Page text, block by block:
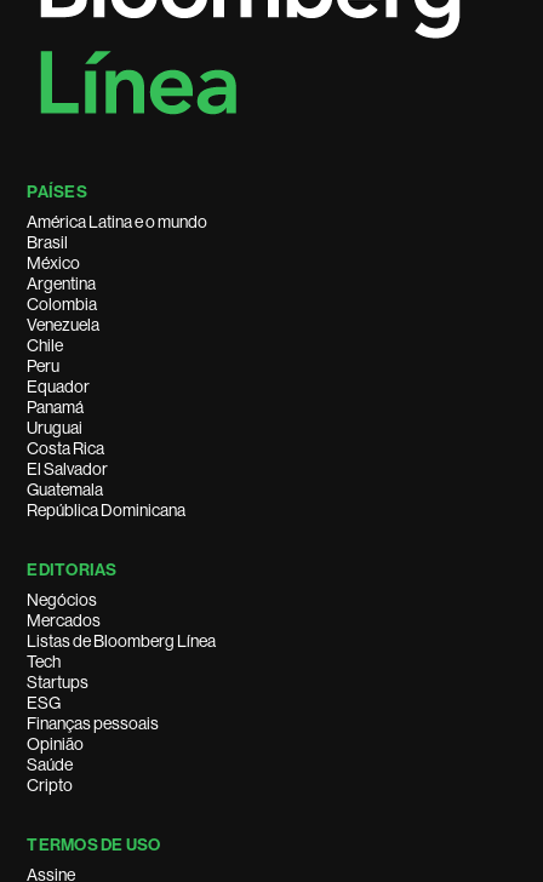
PAÍSES
América Latina e o mundo
Brasil
México
Argentina
Colombia
Venezuela
Chile
Peru
Equador
Panamá
Uruguai
Costa Rica
El Salvador
Guatemala
República Dominicana
EDITORIAS
Negócios
Mercados
Listas de Bloomberg Línea
Tech
Startups
ESG
Finanças pessoais
Opinião
Saúde
Cripto
TERMOS DE USO
Assine